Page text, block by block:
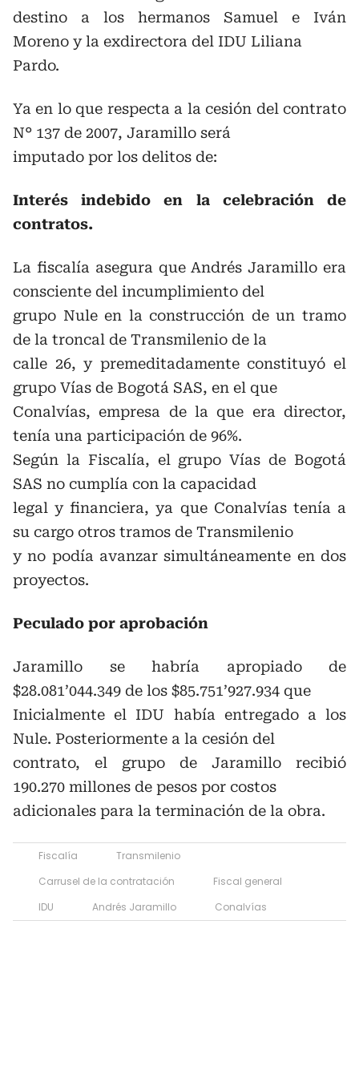
destino a los hermanos Samuel e Iván
Moreno y la exdirectora del IDU Liliana
Pardo.
Ya en lo que respecta a la cesión del contrato
N° 137 de 2007, Jaramillo será
imputado por los delitos de:
Interés indebido en la celebración de
contratos.
La fiscalía asegura que Andrés Jaramillo era
consciente del incumplimiento del
grupo Nule en la construcción de un tramo
de la troncal de Transmilenio de la
calle 26, y premeditadamente constituyó el
grupo Vías de Bogotá SAS, en el que
Conalvías, empresa de la que era director,
tenía una participación de 96%.
Según la Fiscalía, el grupo Vías de Bogotá
SAS no cumplía con la capacidad
legal y financiera, ya que Conalvías tenía a
su cargo otros tramos de Transmilenio
y no podía avanzar simultáneamente en dos
proyectos.
Peculado por aprobación
Jaramillo se habría apropiado de
$28.081’044.349 de los $85.751’927.934 que
Inicialmente el IDU había entregado a los
Nule. Posteriormente a la cesión del
contrato, el grupo de Jaramillo recibió
190.270 millones de pesos por costos
adicionales para la terminación de la obra.
Fiscalía
Transmilenio
Carrusel de la contratación
Fiscal general
IDU
Andrés Jaramillo Conalvías